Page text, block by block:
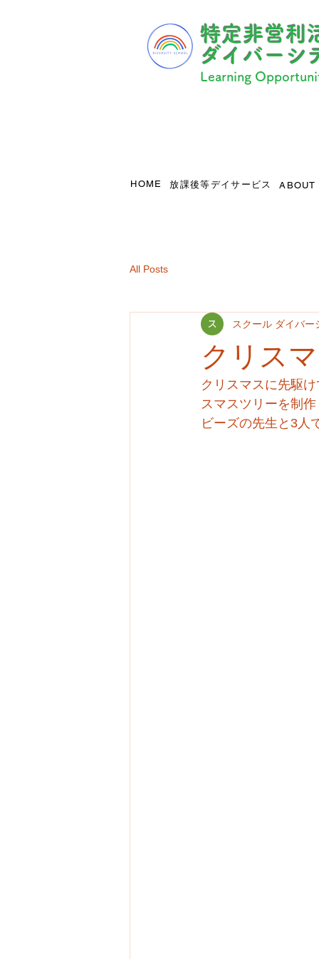
特定非営利
ダイバーシ
Learning
HOME 放課後等デイサービス ABOUT
All Posts
クリス
スクール ダイバー
クリスマスに先駆
スマスツリーを制
ビーズの先生と3人